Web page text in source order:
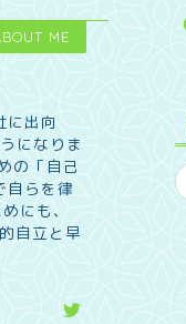
ME
に出向
になりま
の「自己
自らを律
にも、
自立と早